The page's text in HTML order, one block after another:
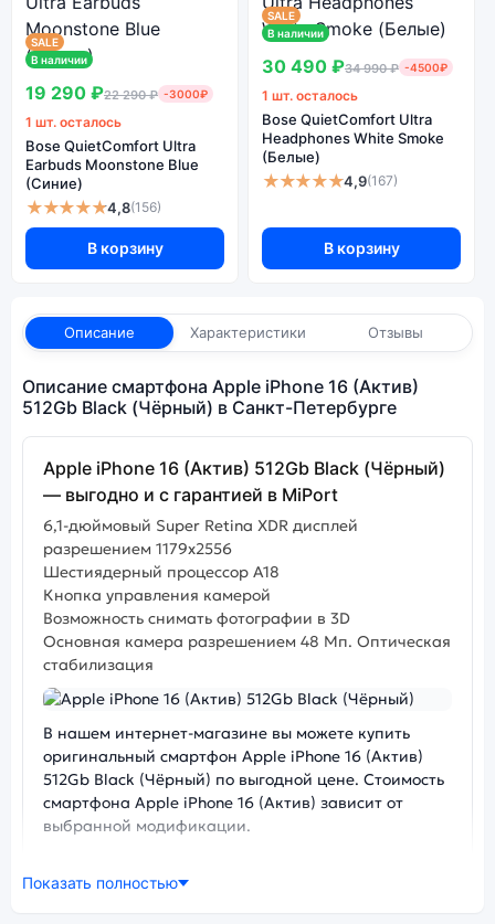
SALE
В наличии
19 290 ₽22 290 ₽ -3000₽
1 шт. осталось
Bose QuietComfort Ultra
Earbuds Moonstone Blue
(Синие)
★★★★★4,8(156)
В корзину
SALE
В наличии
30 490 ₽34 990 ₽ -4500₽
1 шт. осталось
Bose QuietComfort Ultra
Headphones White Smoke
(Белые)
★★★★★4,9(167)
В корзину
Описание Характеристики Отзывы
Описание смартфона Apple iPhone 16 (Актив)
512Gb Black (Чёрный) в Санкт-Петербурге
Apple iPhone 16 (Актив) 512Gb Black (Чёрный)
— выгодно и с гарантией в MiPort
6,1-дюймовый Super Retina XDR дисплей
разрешением 1179x2556
Шестиядерный процессор А18
Кнопка управления камерой
Возможность снимать фотографии в 3D
Основная камера разрешением 48 Мп. Оптическая
стабилизация
В нашем интернет-магазине вы можете купить
оригинальный смартфон Apple iPhone 16 (Актив)
512Gb Black (Чёрный) по выгодной цене. Стоимость
смартфона Apple iPhone 16 (Актив) зависит от
выбранной модификации.
(Чёрный) — удачное сочетание цены,
Показать полностью